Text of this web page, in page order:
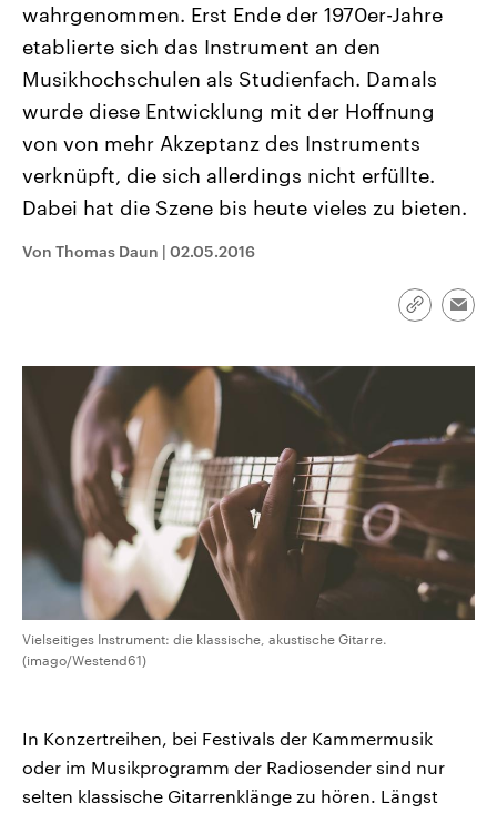
USA
Aktuelle Beiträge, Analysen und
Hintergründe
Wirtschaftlich und militärisch
gehören die Vereinigten Staaten zu
den mächtigsten Ländern der Erde,
mit großem Einfluss auf das
Nahostkonflikt
Aktuelle Lage und
Der Überfall der
Terrororganisation Hamas
Oktober 2023 auf Israel
Region wieder die Gewalt
Israel möchte die Hamas
Libanon vom Iran
Sendungen Programm Podcasts
wahrgenommen. Erst Ende der 1970er-Jahre
etablierte sich das Instrument an den
Musikhochschulen als Studienfach. Damals
wurde diese Entwicklung mit der Hoffnung
von von mehr Akzeptanz des Instruments
verknüpft, die sich allerdings nicht erfüllte.
Dabei hat die Szene bis heute vieles zu bieten.
Von Thomas Daun | 02.05.2016
Link
Vielseitiges Instrument: die klassische, akustische Gitarre.
(imago/Westend61)
In Konzertreihen, bei Festivals der Kammermusik
oder im Musikprogramm der Radiosender sind nur
selten klassische Gitarrenklänge zu hören. Längst